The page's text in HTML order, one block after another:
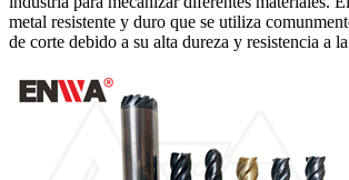
metal resistente y duro que se utiliza
de corte debido a su alta dureza y resistencia a